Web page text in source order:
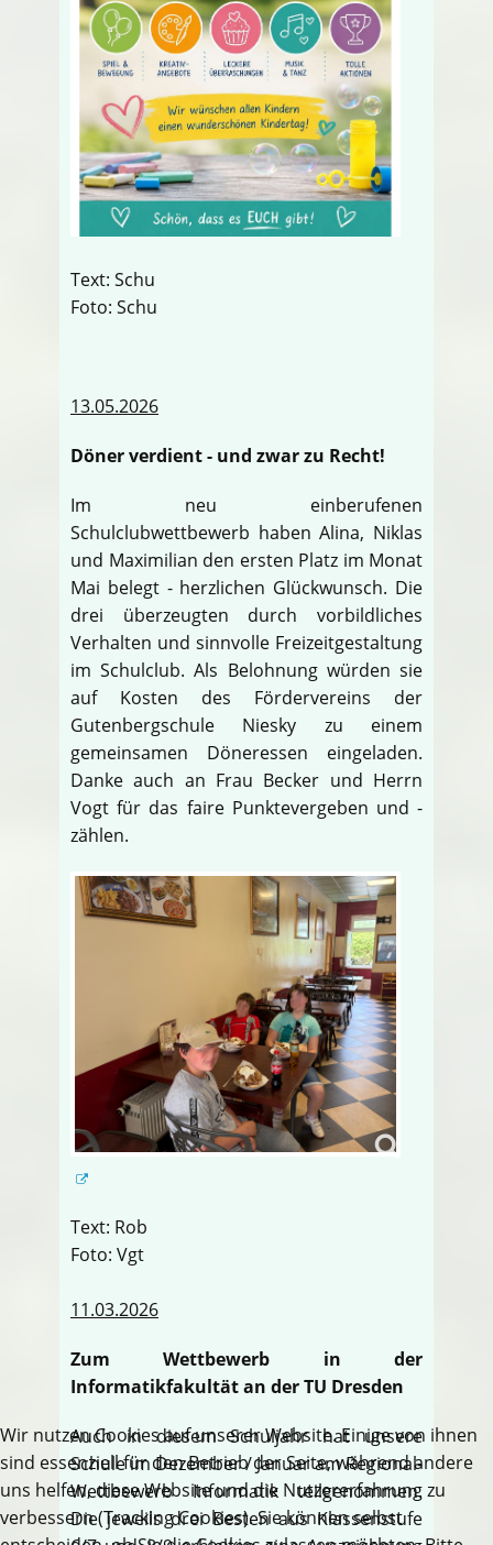
Text: Schu
Foto: Schu
13.05.2026
Döner verdient - und zwar zu Recht!
Im neu einberufenen
Schulclubwettbewerb haben Alina, Niklas
und Maximilian den ersten Platz im Monat
Mai belegt - herzlichen Glückwunsch. Die
drei überzeugten durch vorbildliches
Verhalten und sinnvolle Freizeitgestaltung
im Schulclub. Als Belohnung würden sie
auf Kosten des Fördervereins der
Gutenbergschule Niesky zu einem
gemeinsamen Döneressen eingeladen.
Danke auch an Frau Becker und Herrn
Vogt für das faire Punktevergeben und -
zählen.
Text: Rob
Foto: Vgt
11.03.2026
Zum Wettbewerb in der
Informatikfakultät an der TU Dresden
Auch in diesem Schuljahr hat unsere
Schule im Dezember / Januar am Regional-
Wettbewerb Informatik teilgenommen.
Die jeweils drei Besten aus Klassenstufe
Wir nutzen Cookies auf unserer Website. Einige von ihnen
sind essenziell für den Betrieb der Seite, während andere
uns helfen, diese Website und die Nutzererfahrung zu
verbessern (Tracking Cookies). Sie können selbst